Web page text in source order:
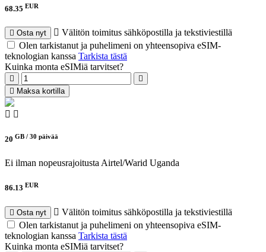
68.35 EUR
Osta nyt
Välitön toimitus sähköpostilla ja tekstiviestillä
Olen tarkistanut ja puhelimeni on yhteensopiva eSIM-
teknologian kanssa Tarkista tästä
Kuinka monta eSIMiä tarvitset?
Maksa kortilla
20 GB / 30 päivää
Ei ilman nopeusrajoitusta Airtel/Warid Uganda
86.13 EUR
Osta nyt
Välitön toimitus sähköpostilla ja tekstiviestillä
Olen tarkistanut ja puhelimeni on yhteensopiva eSIM-
teknologian kanssa Tarkista tästä
Kuinka monta eSIMiä tarvitset?